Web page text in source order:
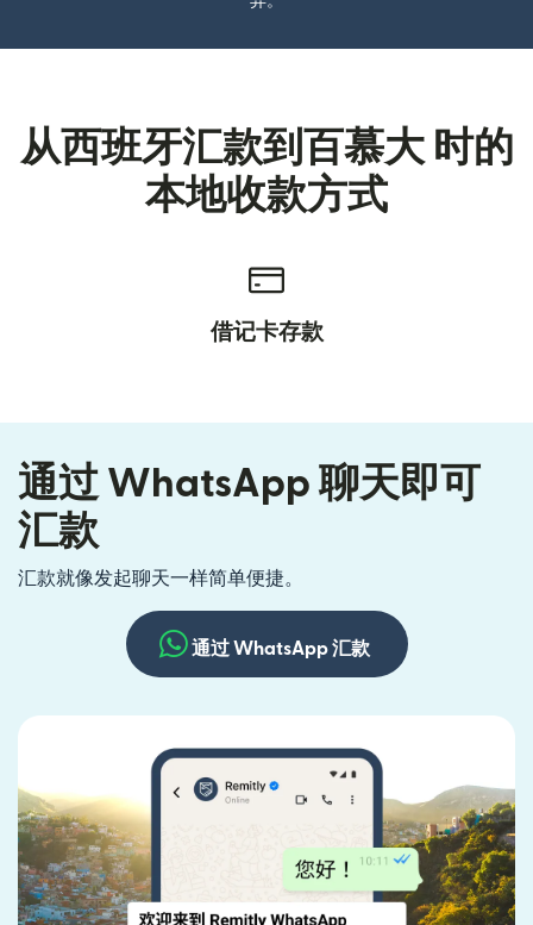
从西班牙汇款到百慕大 时的
本地收款方式
借记卡存款
通过 WhatsApp 聊天即可
汇款
汇款就像发起聊天一样简单便捷。
通过 WhatsApp 汇款